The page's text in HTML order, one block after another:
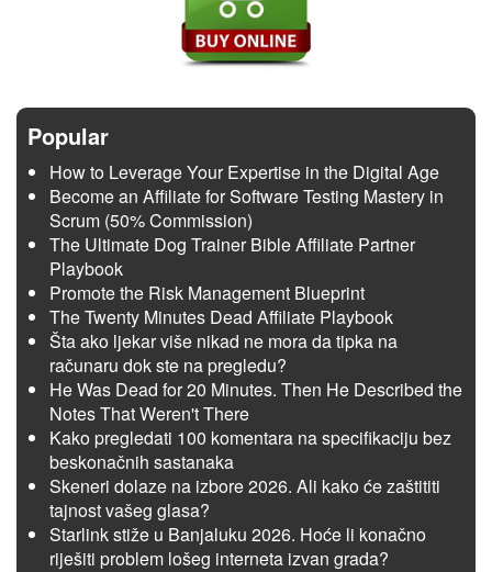
Popular
How to Leverage Your Expertise in the Digital Age
Become an Affiliate for Software Testing Mastery in
Scrum (50% Commission)
The Ultimate Dog Trainer Bible Affiliate Partner
Playbook
Promote the Risk Management Blueprint
The Twenty Minutes Dead Affiliate Playbook
Šta ako ljekar više nikad ne mora da tipka na
računaru dok ste na pregledu?
He Was Dead for 20 Minutes. Then He Described the
Notes That Weren't There
Kako pregledati 100 komentara na specifikaciju bez
beskonačnih sastanaka
Skeneri dolaze na izbore 2026. Ali kako će zaštititi
tajnost vašeg glasa?
Starlink stiže u Banjaluku 2026. Hoće li konačno
riješiti problem lošeg interneta izvan grada?